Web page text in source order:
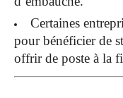
Certaines
pour bénéficier de
offrir de poste à la